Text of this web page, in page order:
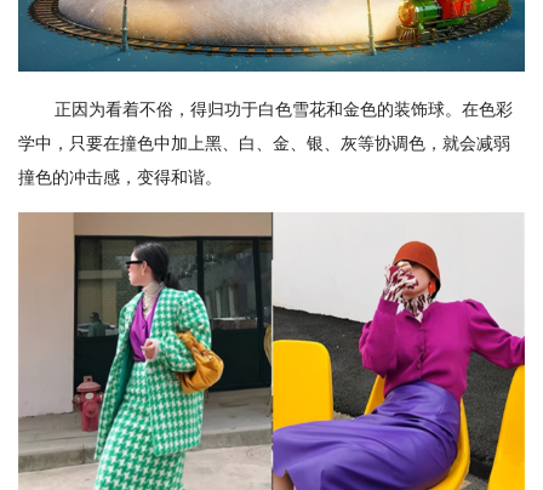
正因为看着不俗，得归功于白色雪花和金色的装饰球。在色彩
学中，只要在撞色中加上黑、白、金、银、灰等协调色，就会减弱
撞色的冲击感，变得和谐。